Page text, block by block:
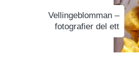
Vellingeblomman –
fotografier del ett